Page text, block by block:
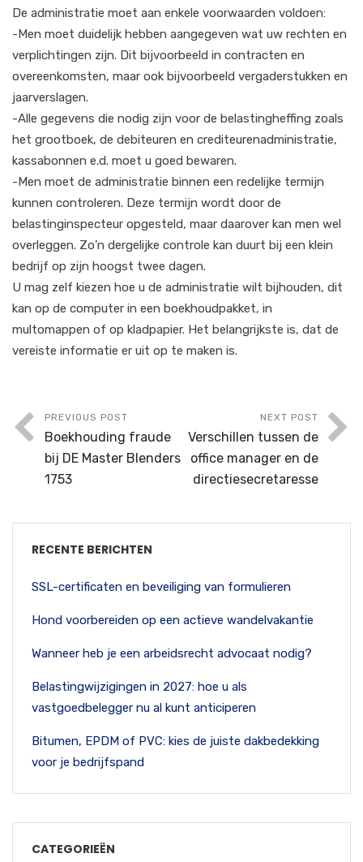
De administratie moet aan enkele voorwaarden voldoen:
-Men moet duidelijk hebben aangegeven wat uw rechten en
verplichtingen zijn. Dit bijvoorbeeld in contracten en
overeenkomsten, maar ook bijvoorbeeld vergaderstukken en
jaarverslagen.
-Alle gegevens die nodig zijn voor de belastingheffing zoals
het grootboek, de debiteuren en crediteurenadministratie,
kassabonnen e.d. moet u goed bewaren.
-Men moet de administratie binnen een redelijke termijn
kunnen controleren. Deze termijn wordt door de
belastinginspecteur opgesteld, maar daarover kan men wel
overleggen. Zo’n dergelijke controle kan duurt bij een klein
bedrijf op zijn hoogst twee dagen.
U mag zelf kiezen hoe u de administratie wilt bijhouden, dit
kan op de computer in een boekhoudpakket, in
multomappen of op kladpapier. Het belangrijkste is, dat de
vereiste informatie er uit op te maken is.
PREVIOUS POST
Boekhouding fraude
bij DE Master Blenders
1753
NEXT POST
Verschillen tussen de
office manager en de
directiesecretaresse
RECENTE BERICHTEN
SSL-certificaten en beveiliging van formulieren
Hond voorbereiden op een actieve wandelvakantie
Wanneer heb je een arbeidsrecht advocaat nodig?
Belastingwijzigingen in 2027: hoe u als
vastgoedbelegger nu al kunt anticiperen
Bitumen, EPDM of PVC: kies de juiste dakbedekking
voor je bedrijfspand
CATEGORIEËN